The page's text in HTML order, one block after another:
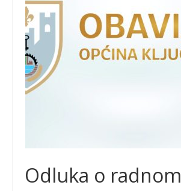
Odluka o radnom